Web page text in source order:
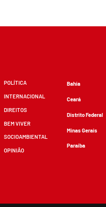
POLÍTICA
INTERNACIONAL
DIREITOS
BEM VIVER
SOCIOAMBIENTAL
OPINIÃO
Bahia
Ceará
Distrito Federal
Minas Gerais
Paraíba